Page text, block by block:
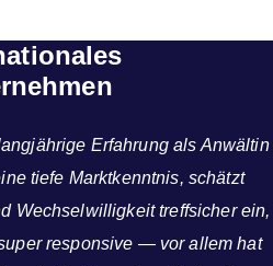
Erfahrung als Anwältin
tiefe Marktkenntnis, schätzt
Wechselwilligkeit treffsicher ein,
responsive — vor allem hat